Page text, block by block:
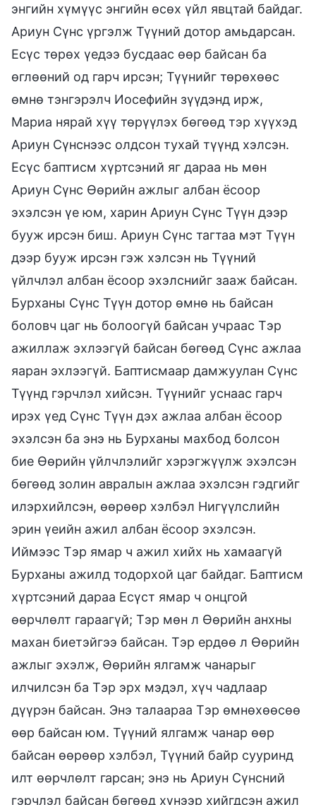
энгийн хүмүүс энгийн өсөх үйл явцтай байдаг.
Ариун Сүнс үргэлж Түүний дотор амьдарсан.
Есүс төрөх үедээ бусдаас өөр байсан ба
өглөөний од гарч ирсэн; Түүнийг төрөхөөс
өмнө тэнгэрэлч Иосефийн зүүдэнд ирж,
Мариа нярай хүү төрүүлэх бөгөөд тэр хүүхэд
Ариун Сүнснээс олдсон тухай түүнд хэлсэн.
Есүс баптисм хүртсэний яг дараа нь мөн
Ариун Сүнс Өөрийн ажлыг албан ёсоор
эхэлсэн үе юм, харин Ариун Сүнс Түүн дээр
бууж ирсэн биш. Ариун Сүнс тагтаа мэт Түүн
дээр бууж ирсэн гэж хэлсэн нь Түүний
үйлчлэл албан ёсоор эхэлснийг зааж байсан.
Бурханы Сүнс Түүн дотор өмнө нь байсан
боловч цаг нь болоогүй байсан учраас Тэр
ажиллаж эхлээгүй байсан бөгөөд Сүнс ажлаа
яаран эхлээгүй. Баптисмаар дамжуулан Сүнс
Түүнд гэрчлэл хийсэн. Түүнийг уснаас гарч
ирэх үед Сүнс Түүн дэх ажлаа албан ёсоор
эхэлсэн ба энэ нь Бурханы махбод болсон
бие Өөрийн үйлчлэлийг хэрэгжүүлж эхэлсэн
бөгөөд золин авралын ажлаа эхэлсэн гэдгийг
илэрхийлсэн, өөрөөр хэлбэл Нигүүлслийн
эрин үеийн ажил албан ёсоор эхэлсэн.
Иймээс Тэр ямар ч ажил хийх нь хамаагүй
Бурханы ажилд тодорхой цаг байдаг. Баптисм
хүртсэний дараа Есүст ямар ч онцгой
өөрчлөлт гараагүй; Тэр мөн л Өөрийн анхны
махан биетэйгээ байсан. Тэр ердөө л Өөрийн
ажлыг эхэлж, Өөрийн ялгамж чанарыг
илчилсэн ба Тэр эрх мэдэл, хүч чадлаар
дүүрэн байсан. Энэ талаараа Тэр өмнөхөөсөө
өөр байсан юм. Түүний ялгамж чанар өөр
байсан өөрөөр хэлбэл, Түүний байр сууринд
илт өөрчлөлт гарсан; энэ нь Ариун Сүнсний
гэрчлэл байсан бөгөөд хүнээр хийгдсэн ажил